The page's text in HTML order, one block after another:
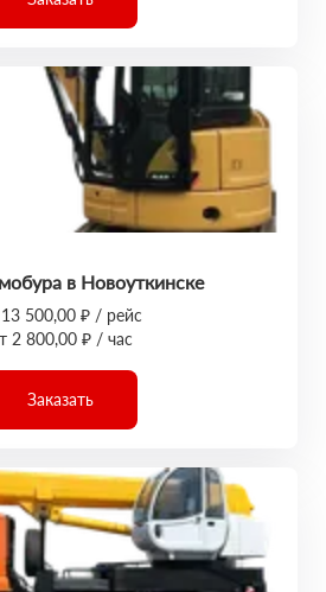
в Новоуткинске
500,00 ₽ / рейс
2 800,00 ₽ / час
Заказать